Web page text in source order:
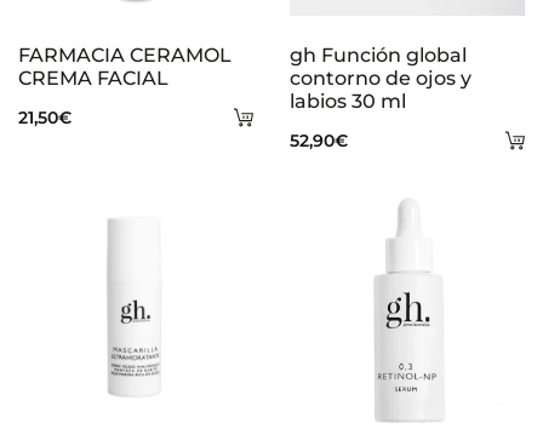
Añadir
FARMACIA CERAMOL
CREMA FACIAL
21,50€
gh Función global
contorno de ojos y
labios 30 ml
52,90€